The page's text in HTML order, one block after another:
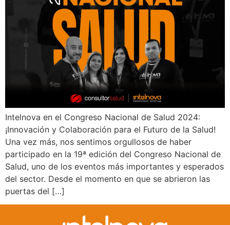
Intelnova en el Congreso Nacional de Salud 2024:
¡Innovación y Colaboración para el Futuro de la Salud!
Una vez más, nos sentimos orgullosos de haber
participado en la 19ª edición del Congreso Nacional de
Salud, uno de los eventos más importantes y esperados
del sector. Desde el momento en que se abrieron las
puertas del […]